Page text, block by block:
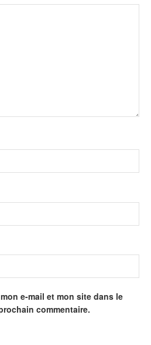
e-mail et mon site dans le
commentaire.